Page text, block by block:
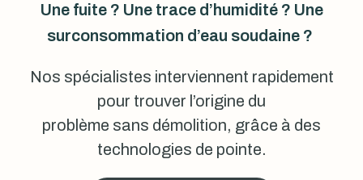
Une fuite ? Une trace d’humidité ? Une
surconsommation d’eau soudaine ?
Nos spécialistes interviennent rapidement
pour trouver l’origine du
problème sans démolition, grâce à des
technologies de pointe.